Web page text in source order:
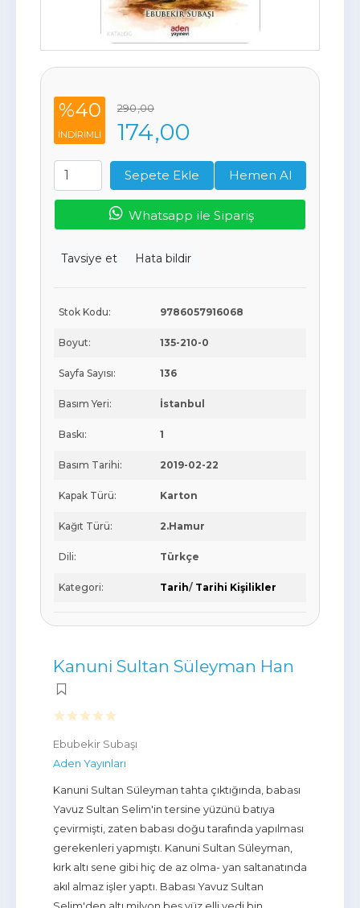
Kanuni Sultan Süleyman Han
Ebubekir Subaşı
Aden Yayınları
Kanuni Sultan Süleyman tahta çıktığında, babası
Yavuz Sultan Selim'in tersine yüzünü batıya
çevirmişti, zaten babası doğu tarafında yapılması
gerekenleri yapmıştı. Kanuni Sultan Süleyman,
kırk altı sene gibi hiç de az olma- yan saltanatında
akıl almaz işler yaptı. Babası Yavuz Sultan
%40
INDIRIMLI
290,00
174,00
Sepete Ekle Hemen Al
Whatsapp ile Sipariş
Tavsiye et Hata bildir
Stok Kodu: 9786057916068
Boyut: 135-210-0
Sayfa Sayısı: 136
Basım Yeri: İstanbul
Baskı: 1
Basım Tarihi: 2019-02-22
Kapak Türü: Karton
Kağıt Türü: 2.Hamur
Dili: Türkçe
Kategori: Tarih/ Tarihi Kişilikler